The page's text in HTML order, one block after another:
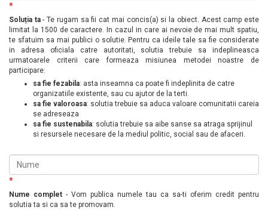
*
Soluția ta- Te rugam sa fii cat mai concis(a) si la obiect. Acest camp este
limitat la 1500 de caractere. In cazul in care ai nevoie de mai mult spatiu,
te sfatuim sa mai publici o solutie. Pentru ca ideile tale sa fie considerate
in adresa oficiala catre autoritati, solutia trebuie sa indeplineasca
urmatoarele criterii care formeaza misiunea metodei noastre de
participare:
sa fie fezabila: asta inseamna ca poate fi indeplinita de catre
organizatiile existente, sau cu ajutor de la terti.
sa fie valoroasa: solutia trebuie sa aduca valoare comunitatii careia
se adreseaza
sa fie sustenabila: solutia trebuie sa aibe sanse sa atraga sprijinul
si resursele necesare de la mediul politic, social sau de afaceri.
*
Nume complet - Vom publica numele tau ca sa-ti oferim credit pentru
solutia ta si ca sa te promovam.